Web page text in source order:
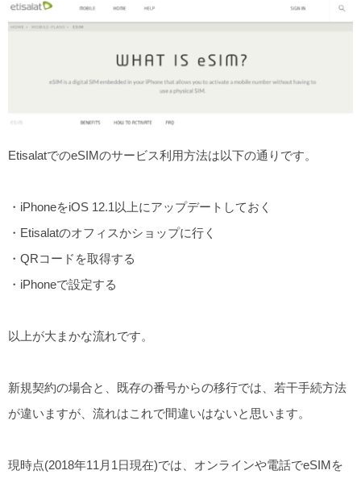
EtisalatでのeSIMのサービス利用方法は以下の通りです。
・iPhoneをiOS 12.1以上にアップデートしておく
・Etisalatのオフィスかショップに行く
・QRコードを取得する
・iPhoneで設定する
以上が大まかな流れです。
新規契約の場合と、既存の番号からの移行では、若干手続方法
が違いますが、流れはこれで間違いはないと思います。
現時点(2018年11月1日現在)では、オンラインや電話でeSIMを